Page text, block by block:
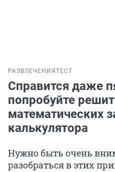
РАЗВЛЕЧЕНИЯ ТЕСТ
Справится даже
попробуйте
математических
калькулятора
Нужно быть очень
разобраться в этих